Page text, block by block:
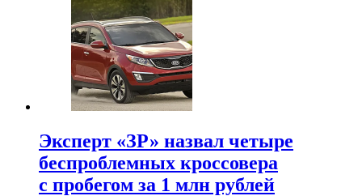
Эксперт «ЗР» назвал четыре
беспроблемных кроссовера
с пробегом за 1 млн рублей